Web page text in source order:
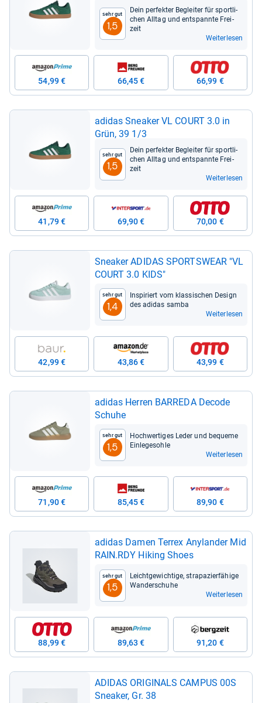
Sehr gut
1,5
Dein per­fek­ter Beglei­ter für sport­li­
chen All­tag und ent­spannte Frei­
zeit
Weiterlesen
54,99 € 66,45 € 66,99 €
adi­das Snea­ker VL COURT 3.0 in
Grün, 39 1/3
Sehr gut
1,5
Dein per­fek­ter Beglei­ter für sport­li­
chen All­tag und ent­spannte Frei­
zeit
Weiterlesen
41,79 € 69,90 € 70,00 €
Snea­ker ADI­DAS SPORTS­WEAR "VL
COURT 3.0 KIDS"
Sehr gut
1,4
Inspi­riert vom klas­si­schen Design
des adi­das samba
Weiterlesen
42,99 € 43,86 € 43,99 €
adi­das Her­ren BAR­REDA Decode
Schuhe
Sehr gut
1,5
Hoch­wer­ti­ges Leder und bequeme
Ein­le­ge­sohle
Weiterlesen
71,90 € 85,45 € 89,90 €
adi­das Damen Terrex Any­lan­der Mid
RAIN.RDY Hiking Shoes
Sehr gut
1,5
Leicht­ge­wich­tige, stra­pa­zier­fä­hige
Wan­der­schuhe
Weiterlesen
88,99 € 89,63 € 91,20 €
ADI­DAS ORI­GI­NALS CAM­PUS 00S
Snea­ker, Gr. 38